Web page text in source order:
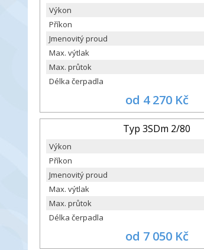
Výkon
Příkon
Jmenovitý proud
Max. výtlak
Max. průtok
Délka čerpadla
od 4 270 Kč
Typ 3SDm 2/80
Výkon
Příkon
Jmenovitý proud
Max. výtlak
Max. průtok
Délka čerpadla
od 7 050 Kč